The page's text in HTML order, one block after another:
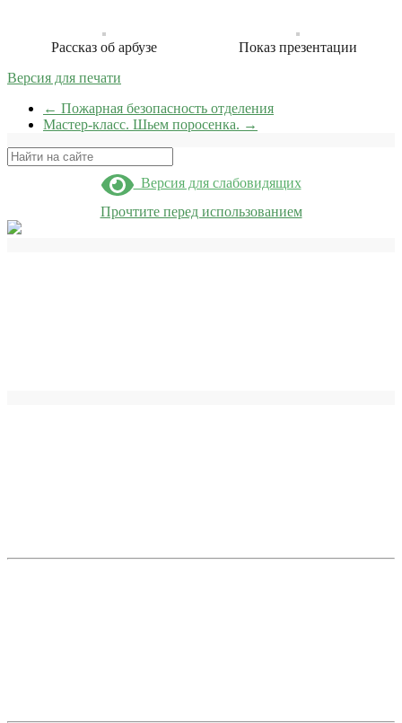
Рассказ об арбузе
Показ презентации
Версия для печати
← Пожарная безопасность отделения
Мастер-класс. Шьем поросенка. →
Поиск
Версия для слабовидящих
Прочтите перед использованием